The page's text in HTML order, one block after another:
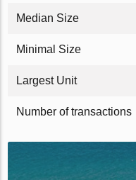
Median Size
Minimal Size
Largest Unit
Number of transactions